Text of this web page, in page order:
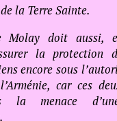
la Terre Sainte.
Molay doit aussi,
la protection
encore sous
car ces
la menace